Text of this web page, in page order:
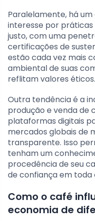
Paralelamente, há
interesse por
justo, com uma
certificações de
estão cada vez mais
ambiental de suas
reflitam valores éticos.
Outra tendência é a
produção e venda de
plataformas digitais
mercados globais de
transparente. Isso
tenham um
procedência de seu
de confiança em toda
Como o café
economia de